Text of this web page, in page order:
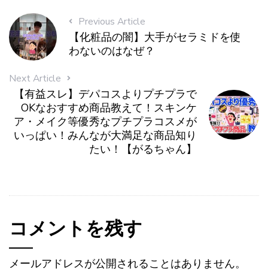
Previous Article
【化粧品の闇】大手がセラミドを使
わないのはなぜ？
Next Article
【有益スレ】デパコスよりプチプラで
OKなおすすめ商品教えて！スキンケ
ア・メイク等優秀なプチプラコスメが
いっぱい！みんなが大満足な商品知り
たい！【がるちゃん】
コメントを残す
メールアドレスが公開されることはありません。